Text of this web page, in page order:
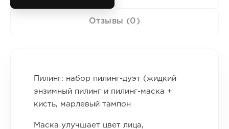
Отзывы (0)
Пилинг: набор пилинг-дуэт (жидкий
энзимный пилинг и пилинг-маска +
кисть, марлевый тампон
Маска улучшает цвет лица,